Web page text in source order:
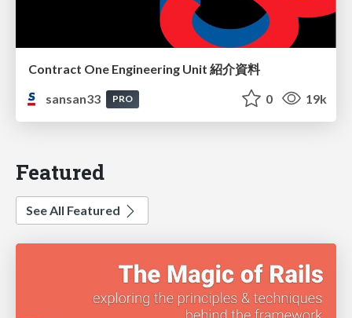
Contract One Engineering Unit 紹介資料
sansan33
PRO 0 19k
Featured
See All Featured